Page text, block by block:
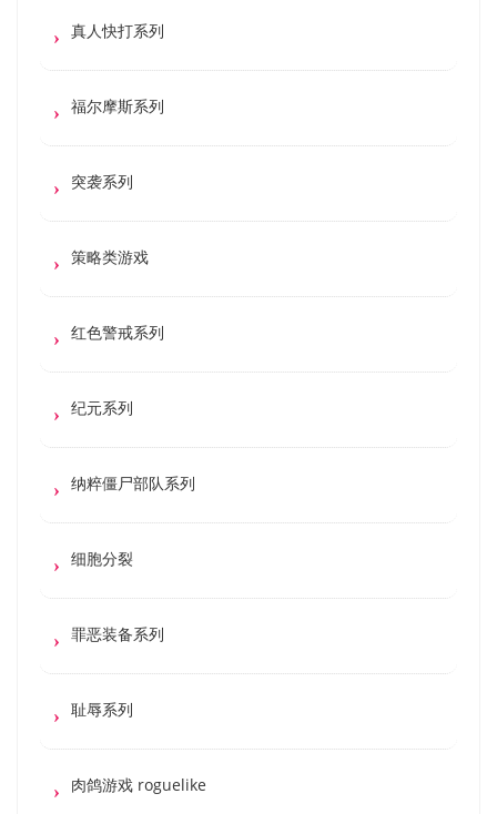
真人快打系列
福尔摩斯系列
突袭系列
策略类游戏
红色警戒系列
纪元系列
纳粹僵尸部队系列
细胞分裂
罪恶装备系列
耻辱系列
肉鸽游戏 roguelike